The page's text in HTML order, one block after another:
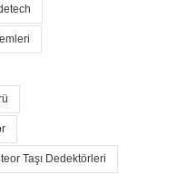
Taşı Dedektörleri